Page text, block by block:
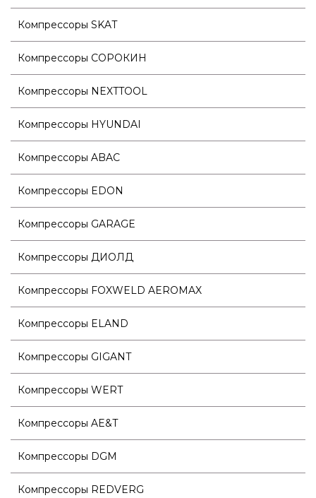
Компрессоры SKAT
Компрессоры СОРОКИН
Компрессоры NEXTTOOL
Компрессоры HYUNDAI
Компрессоры ABAC
Компрессоры EDON
Компрессоры GARAGE
Компрессоры ДИОЛД
Компрессоры FOXWELD AEROMAX
Компрессоры ELAND
Компрессоры GIGANT
Компрессоры WERT
Компрессоры AE&T
Компрессоры DGM
Компрессоры REDVERG